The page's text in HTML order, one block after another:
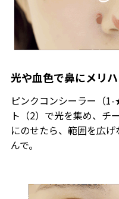
光や血色で鼻にメリ
ピンクコンシーラー（
ト（2）で光を集め、チ
にのせたら、範囲を広
んで。